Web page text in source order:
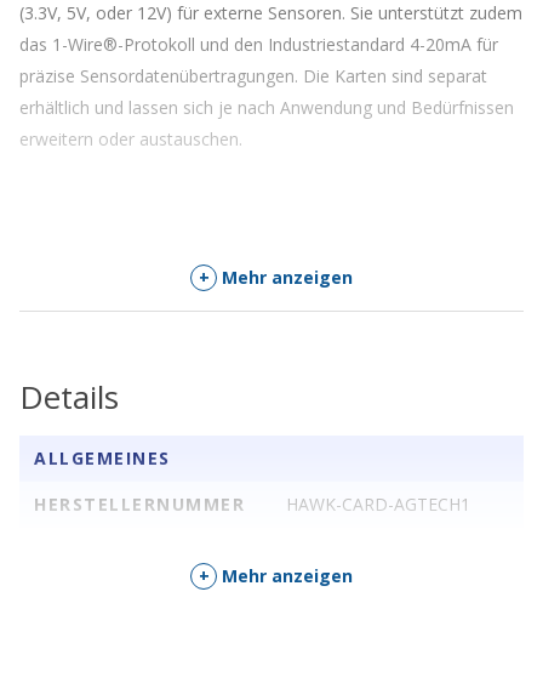
(3.3V, 5V, oder 12V) für externe Sensoren. Sie unterstützt zudem
das 1-Wire®-Protokoll und den Industriestandard 4-20mA für
präzise Sensordatenübertragungen. Die Karten sind separat
erhältlich und lassen sich je nach Anwendung und Bedürfnissen
erweitern oder austauschen.
+ Mehr anzeigen
Details
ALLGEMEINES
HERSTELLERNUMMER
HAWK-CARD-AGTECH1
+ Mehr anzeigen